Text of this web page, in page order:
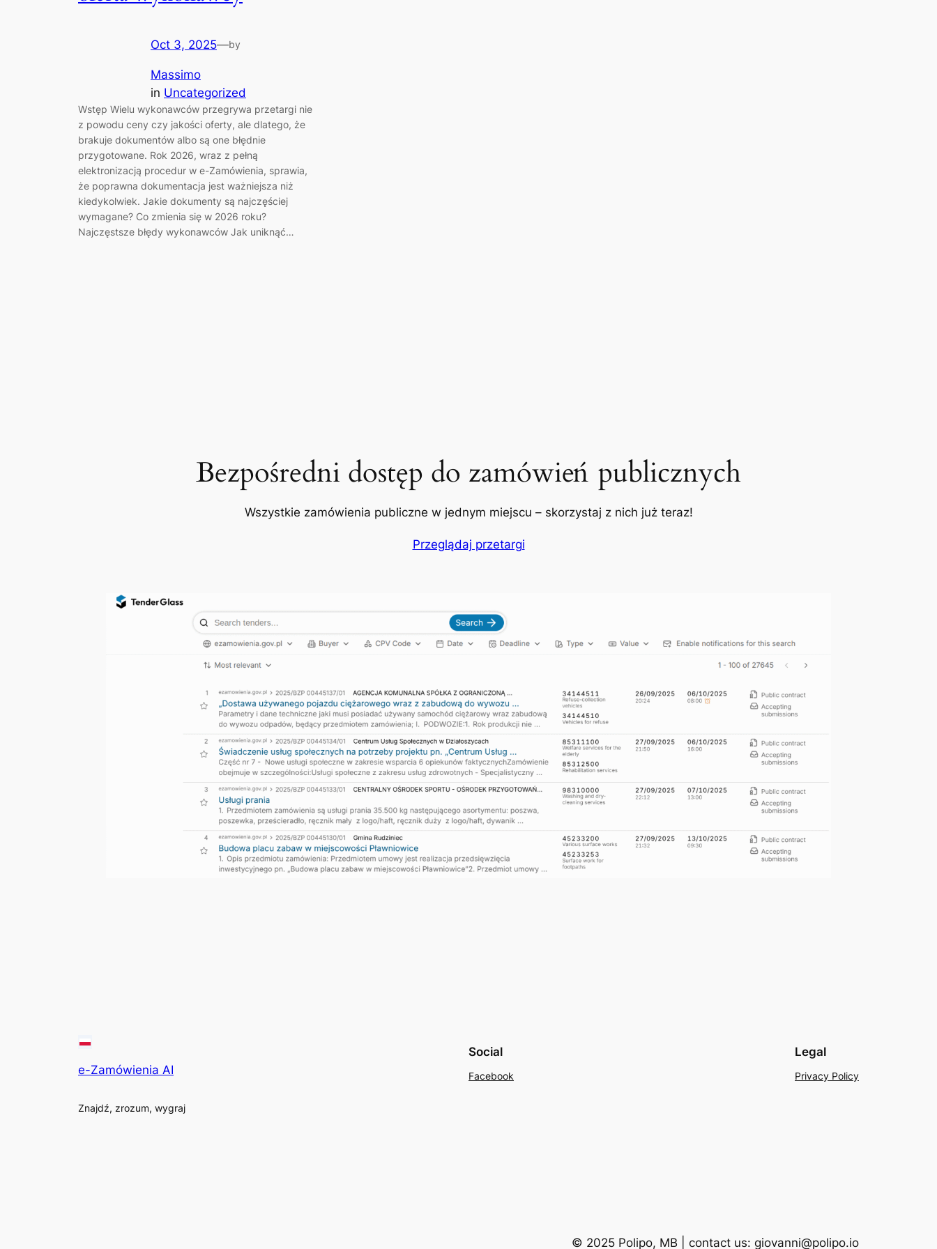
Oct 3, 2025—by
Massimo
in Uncategorized
Wstęp Wielu wykonawców przegrywa przetargi nie
z powodu ceny czy jakości oferty, ale dlatego, że
brakuje dokumentów albo są one błędnie
przygotowane. Rok 2026, wraz z pełną
elektronizacją procedur w e-Zamówienia, sprawia,
że poprawna dokumentacja jest ważniejsza niż
kiedykolwiek. Jakie dokumenty są najczęściej
wymagane? Co zmienia się w 2026 roku?
Najczęstsze błędy wykonawców Jak uniknąć…
Bezpośredni dostęp do zamówień publicznych
Wszystkie zamówienia publiczne w jednym miejscu – skorzystaj z nich już teraz!
Przeglądaj przetargi
e-Zamówienia AI
Znajdź, zrozum, wygraj
Social
Facebook
Legal
Privacy Policy
© 2025 Polipo, MB | contact us: giovanni@polipo.io